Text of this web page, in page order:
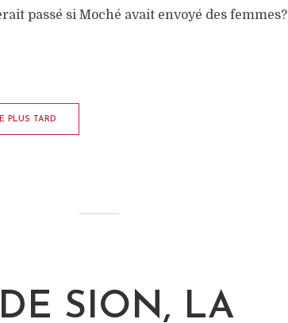
passé si Moché avait envoyé des femmes?
PLUS TARD
SION, LA